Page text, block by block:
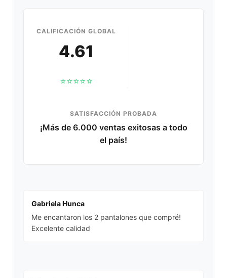
CALIFICACIÓN GLOBAL
4.61
⭐⭐⭐⭐⭐
SATISFACCIÓN PROBADA
¡Más de 6.000 ventas exitosas a todo
el país!
Gabriela Hunca
Me encantaron los 2 pantalones que compré!
Excelente calidad